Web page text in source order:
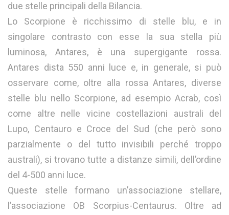
due stelle principali della Bilancia.
Lo Scorpione è ricchissimo di stelle blu, e in
singolare contrasto con esse la sua stella più
luminosa, Antares, è una supergigante rossa.
Antares dista 550 anni luce e, in generale, si può
osservare come, oltre alla rossa Antares, diverse
stelle blu nello Scorpione, ad esempio Acrab, così
come altre nelle vicine costellazioni australi del
Lupo, Centauro e Croce del Sud (che però sono
parzialmente o del tutto invisibili perché troppo
australi), si trovano tutte a distanze simili, dell’ordine
del 4-500 anni luce.
Queste stelle formano un’associazione stellare,
l’associazione OB Scorpius-Centaurus. Oltre ad